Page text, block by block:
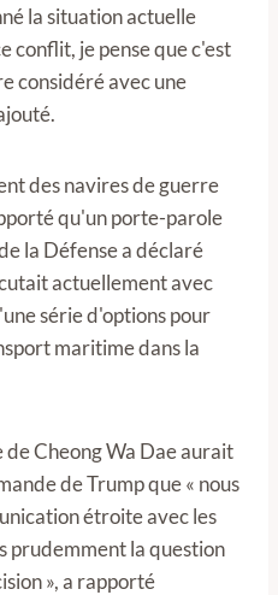
la situation actuelle
conflit, je pense que c'est
considéré avec une
des navires de guerre
qu'un porte-parole
la Défense a déclaré
actuellement avec
série d'options pour
maritime dans la
de Cheong Wa Dae aurait
de Trump que « nous
étroite avec les
prudemment la question
», a rapporté